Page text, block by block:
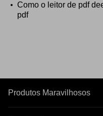
Como o leitor de pdf
pdf
Produtos Maravilhosos